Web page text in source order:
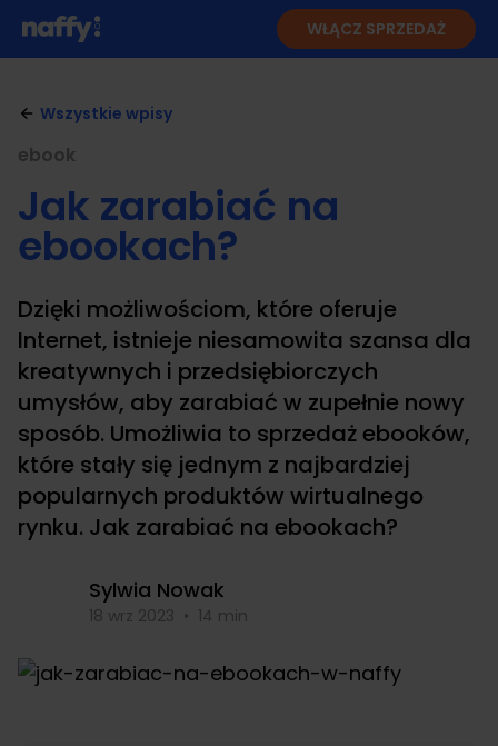
WŁĄCZ SPRZEDAŻ
Wszystkie wpisy
ebook
Jak zarabiać na
ebookach?
Dzięki możliwościom, które oferuje
Internet, istnieje niesamowita szansa dla
kreatywnych i przedsiębiorczych
umysłów, aby zarabiać w zupełnie nowy
sposób. Umożliwia to sprzedaż ebooków,
które stały się jednym z najbardziej
popularnych produktów wirtualnego
rynku. Jak zarabiać na ebookach?
Sylwia Nowak
18 wrz 2023 • 14 min